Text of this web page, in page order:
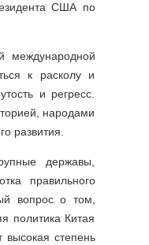
США по
международной
к расколу и
и регресс.
народами
развития.
державы,
правильного
вопрос о том,
политика Китая
высокая степень